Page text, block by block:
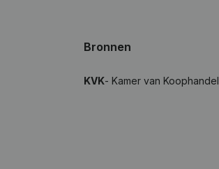
Bronnen
KVK- Kamer van Koophandel